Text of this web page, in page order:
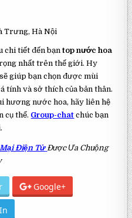
Trưng, Hà Nội
chi tiết đến bạntop nước hoa
nhất trên thế giới. Hy
giúp bạn chọn được mùi
tính và sở thích của bản thân.
hương nước hoa, hãy liên hệ
cụ thể. Group-chat chúc bạn
Điện Tử Được Ưa Chuộng
Google+